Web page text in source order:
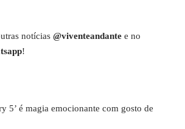
notícias @viventeandante e no
!
5’ é magia emocionante com gosto de